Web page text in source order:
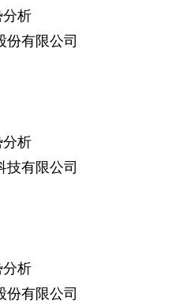
分析
份有限公司
分析
技有限公司
分析
份有限公司